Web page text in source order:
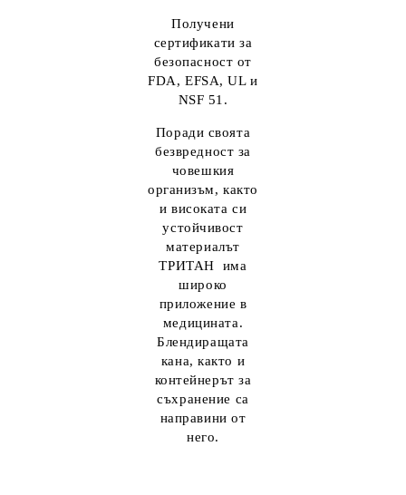
Получени
сертификати за
безопасност от
FDA, EFSA, UL и
NSF 51.
Поради своята
безвредност за
човешкия
организъм, както
и високата си
устойчивост
материалът
ТРИТАН има
широко
приложение в
медицината.
Блендиращата
кана, както и
контейнерът за
съхранение са
направини от
него.